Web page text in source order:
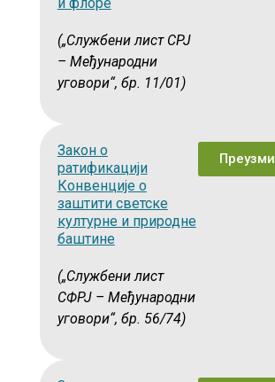
(„Службени лист СРЈ
– Међународни
уговори“, бр. 11/01)
Закон о
ратификацији
Конвенције о
заштити светске
културне и природне
баштине
(„Службени лист
СФРЈ – Међународни
уговори“, бр. 56/74)
Преузми